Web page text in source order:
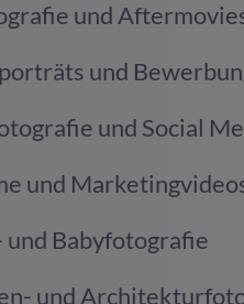
und
und
und Social
und
und Babyfotografie
und